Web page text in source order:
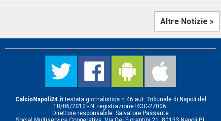
Altre Notizie »
CalcioNapoli24.ittestata giornalistica n.46 aut. Tribunale di Napoli del
18/06/2010 - N. registrazione ROC-27006.
Direttore responsabile: Salvatore Passante